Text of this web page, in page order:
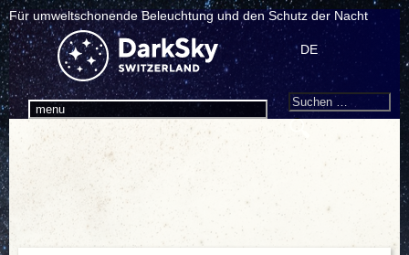
Für umweltschonende Beleuchtung und den Schutz der Nacht
menu
DE
Search
Suchen